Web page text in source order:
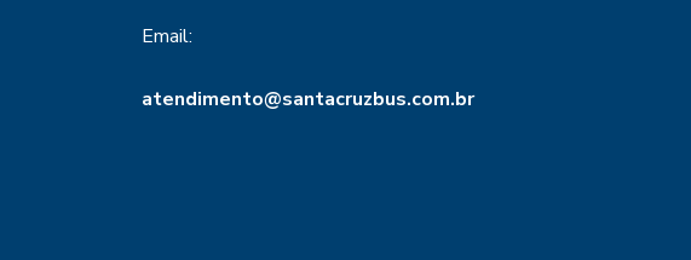
Email:
atendimento@santacruzbus.com.br